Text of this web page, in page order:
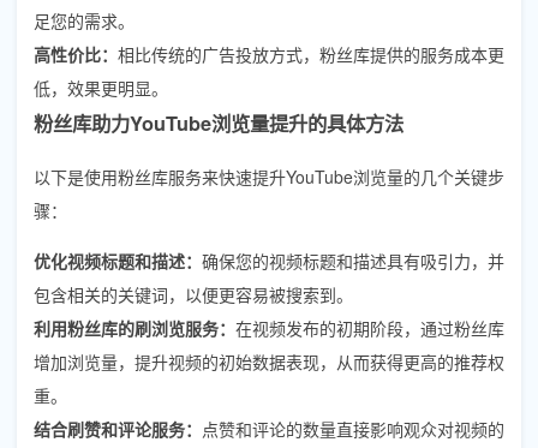
足您的需求。
高性价比： 相比传统的广告投放方式，粉丝库提供的服务成本更
低，效果更明显。
粉丝库助力YouTube浏览量提升的具体方法
以下是使用粉丝库服务来快速提升YouTube浏览量的几个关键步
骤：
优化视频标题和描述： 确保您的视频标题和描述具有吸引力，并
包含相关的关键词，以便更容易被搜索到。
利用粉丝库的刷浏览服务： 在视频发布的初期阶段，通过粉丝库
增加浏览量，提升视频的初始数据表现，从而获得更高的推荐权
重。
结合刷赞和评论服务： 点赞和评论的数量直接影响观众对视频的